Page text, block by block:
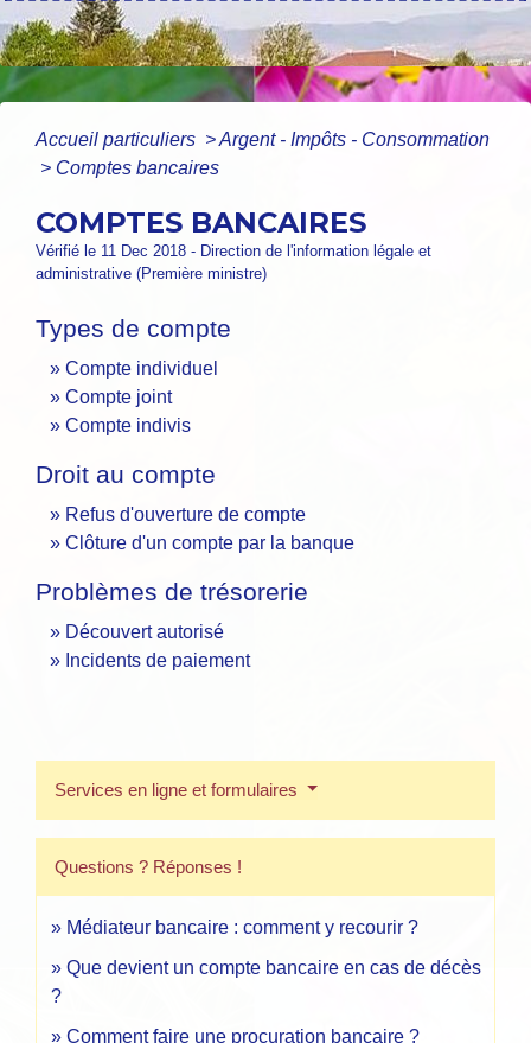
Accueil particuliers >Argent - Impôts - Consommation
> Comptes bancaires
COMPTES BANCAIRES
Vérifié le 11 Dec 2018 - Direction de l'information légale et
administrative (Première ministre)
Types de compte
Compte individuel
Compte joint
Compte indivis
Droit au compte
Refus d'ouverture de compte
Clôture d'un compte par la banque
Problèmes de trésorerie
Découvert autorisé
Incidents de paiement
Services en ligne et formulaires
Questions ? Réponses !
Médiateur bancaire : comment y recourir ?
Que devient un compte bancaire en cas de décès
?
Comment faire une procuration bancaire ?